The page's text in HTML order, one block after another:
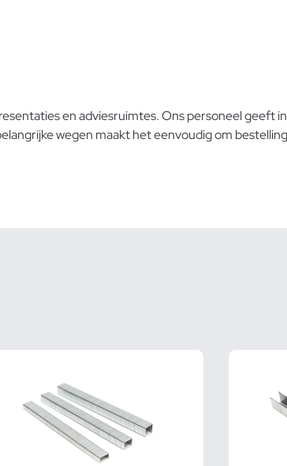
en adviesruimtes. Ons personeel geeft
wegen maakt het eenvoudig om